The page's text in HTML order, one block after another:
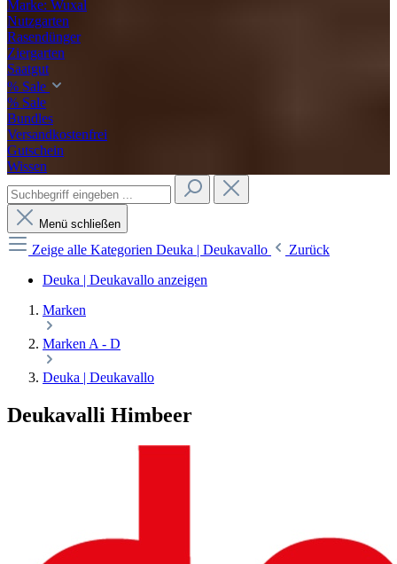
Marke: Wuxal
Nutzgarten
Rasendünger
Ziergarten
Saatgut
% Sale
% Sale
Bundles
Versandkostenfrei
Gutschein
Wissen
Menü schließen
Zeige alle Kategorien Deuka | Deukavallo
Zurück
Deuka | Deukavallo anzeigen
Marken
Marken A - D
Deuka | Deukavallo
Deukavalli Himbeer